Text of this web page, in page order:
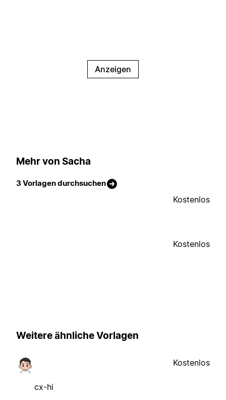
Anzeigen
Mehr von Sacha
3 Vorlagen durchsuchen
Kostenlos
Kostenlos
Weitere ähnliche Vorlagen
cx-hi
Kostenlos